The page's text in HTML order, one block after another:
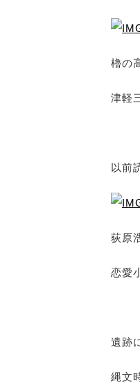
櫓の
津軽
以前
荻原
恋愛
遺跡
縄文